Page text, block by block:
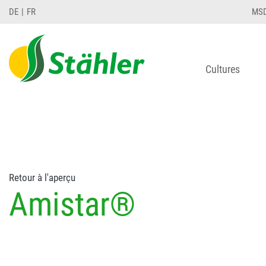
DE FR
Cultures
string(78) "Test 12 {FONT:12} // Dosierungen: test
Retour à l'aperçu
Amistar®